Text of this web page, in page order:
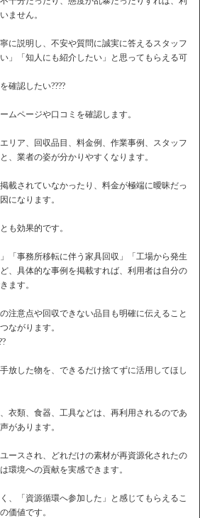
ません。
に説明し、不安や質問に誠実に答えるスタッフ
」「知人にも紹介したい」と思ってもらえる可
確認したい????
ムページや口コミを確認します。
リア、回収品目、料金例、作業事例、スタッフ
、業者の姿が分かりやすくなります。
載されていなかったり、料金が極端に曖昧だっ
になります。
も効果的です。
「事務所移転に伴う家具回収」「工場から発生
、具体的な事例を掲載すれば、利用者は自分の
ます。
注意点や回収できない品目も明確に伝えること
ながります。
放した物を、できるだけ捨てずに活用してほし
衣類、食器、工具などは、再利用されるのであ
があります。
ースされ、どれだけの素材が再資源化されたの
環境への貢献を実感できます。
、「資源循環へ参加した」と感じてもらえるこ
価値です。